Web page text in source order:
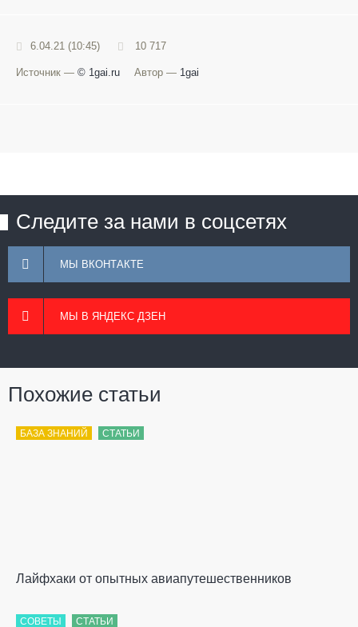
6.04.21 (10:45) 10 717
Источник — © 1gai.ru Автор — 1gai
Следите за нами в соцсетях
МЫ ВКОНТАКТЕ
МЫ В ЯНДЕКС ДЗЕН
Похожие статьи
БАЗА ЗНАНИЙ СТАТЬИ
Лайфхаки от опытных авиапутешественников
СОВЕТЫ СТАТЬИ